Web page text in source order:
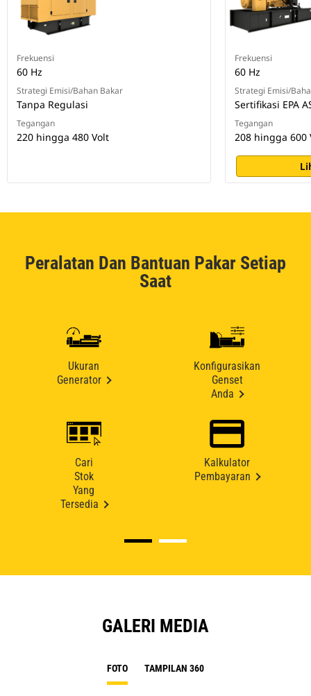
Frekuensi
60 Hz
Strategi Emisi/Bahan Bakar
Tanpa Regulasi
Tegangan
220 hingga 480 Volt
Frekuensi
60 Hz
Strategi Emisi/
Sertifikasi EPA
Tegangan
208 hingga 600
Peralatan Dan Bantuan Pakar Setiap
Saat
Ukuran
Generator
Konfigurasikan
Genset
Anda
Cari
Stok
Yang
Tersedia
Kalkulator
Pembayaran
GALERI MEDIA
FOTO TAMPILAN 360